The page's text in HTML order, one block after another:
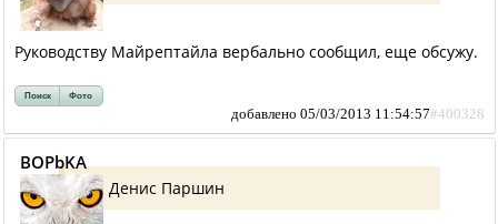
Руководству Майрептайла вербально сообщил, еще обсужу.
Поиск Фото
добавлено 05/03/2013 11:54:57#400328
BOPbKA
Денис Паршин